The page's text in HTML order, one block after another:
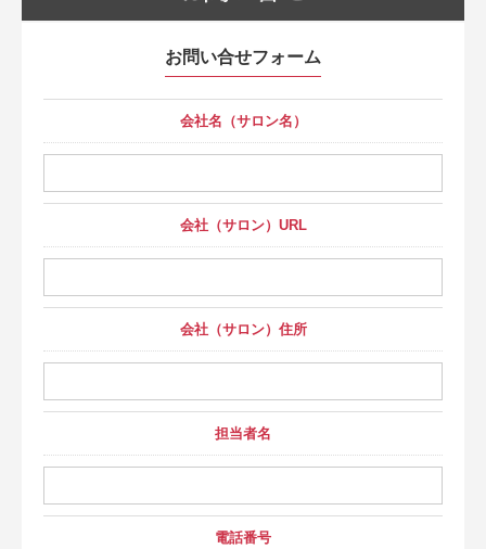
お問い合せフォーム
会社名（サロン名）
会社（サロン）URL
会社（サロン）住所
担当者名
電話番号